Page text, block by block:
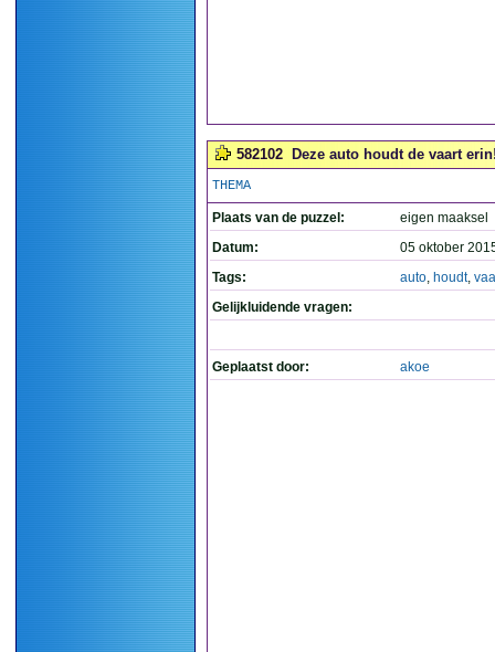
582102 Deze auto houdt de vaart
THEMA
Plaats van de puzzel:
eigen maaksel
Datum:
05 oktober
Tags:
auto, houdt,
Gelijkluidende vragen:
Geplaatst door: akoe